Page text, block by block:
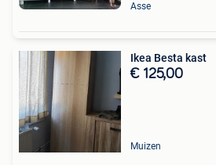
Asse
Ikea Besta kast
€ 125,00
Muizen